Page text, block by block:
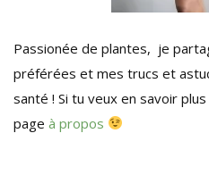
Passionée de plantes, je
préférées et mes trucs et
santé ! Si tu veux en savoir
page à propos